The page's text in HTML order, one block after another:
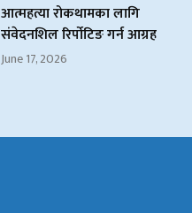
आत्महत्या रोकथामका लागि
संवेदनशिल रिर्पोटिङ गर्न आग्रह
June 17, 2026